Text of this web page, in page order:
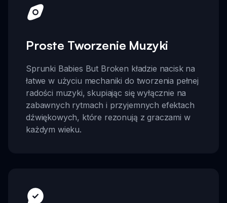
Proste Tworzenie Muzyki
Sprunki Babies But Broken kładzie nacisk na
łatwe w użyciu mechaniki do tworzenia pełnej
radości muzyki, skupiając się wyłącznie na
zabawnych rytmach i przyjemnych efektach
dźwiękowych, które rezonują z graczami w
każdym wieku.